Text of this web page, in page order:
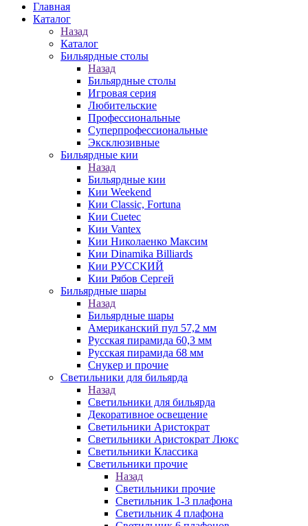
Главная
Каталог
Назад
Каталог
Бильярдные столы
Назад
Бильярдные столы
Игровая серия
Любительские
Профессиональные
Суперпрофессиональные
Эксклюзивные
Бильярдные кии
Назад
Бильярдные кии
Кии Weekend
Кии Classic, Fortuna
Кии Cuetec
Кии Vantex
Кии Николаенко Максим
Кии Dinamika Billiards
Кии РУССКИЙ
Кии Рябов Сергей
Бильярдные шары
Назад
Бильярдные шары
Американский пул 57,2 мм
Русская пирамида 60,3 мм
Русская пирамида 68 мм
Снукер и прочие
Светильники для бильярда
Назад
Светильники для бильярда
Декоративное освещение
Светильники Аристократ
Светильники Аристократ Люкс
Светильники Классика
Светильники прочие
Назад
Светильники прочие
Светильник 1-3 плафона
Светильник 4 плафона